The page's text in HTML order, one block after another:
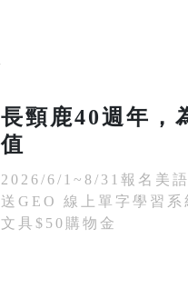
長頸鹿40週年，
值
2026/6/1~8/31報名美語
送GEO 線上單字學習系
文具$50購物金